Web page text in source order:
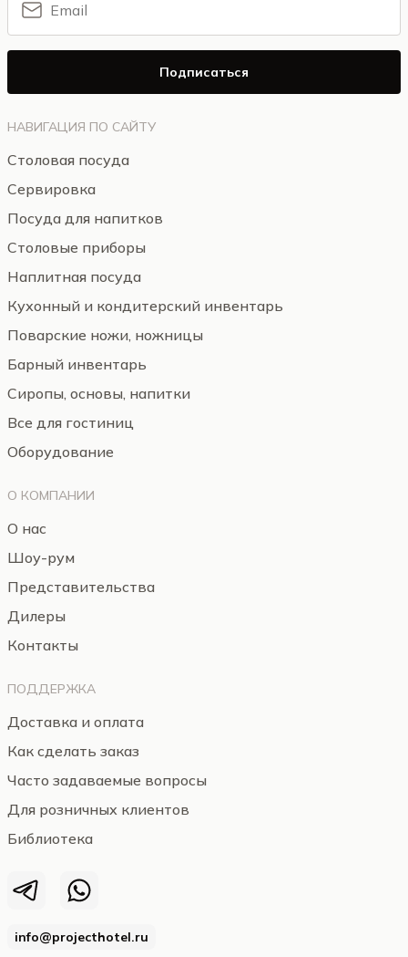
info@projecthotel.ru
НАВИГАЦИЯ ПО САЙТУ
Столовая посуда
Сервировка
Посуда для напитков
Столовые приборы
Наплитная посуда
Кухонный и кондитерский инвентарь
Поварские ножи, ножницы
Барный инвентарь
Сиропы, основы, напитки
Все для гостиниц
Оборудование
О КОМПАНИИ
О нас
Шоу-рум
Представительства
Дилеры
Контакты
ПОДДЕРЖКА
Доставка и оплата
Как сделать заказ
Часто задаваемые вопросы
Для розничных клиентов
Библиотека
Подписаться